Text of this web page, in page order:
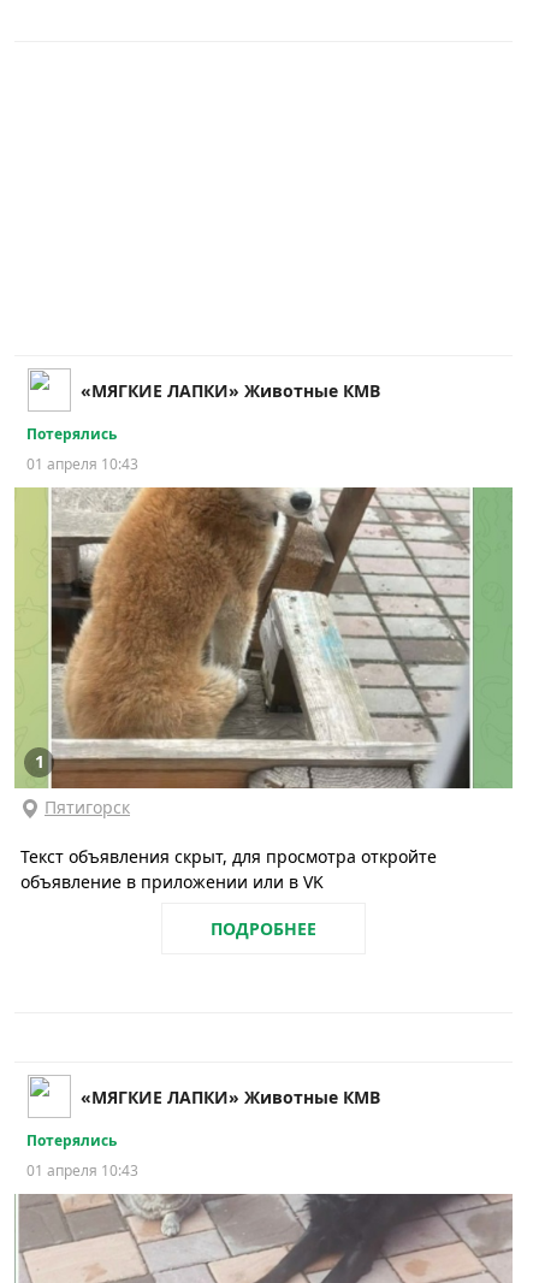
«МЯГКИЕ ЛАПКИ» Животные КМВ
Потерялись
01 апреля 10:43
1
Пятигорск
Текст объявления скрыт, для просмотра откройте
объявление в приложении или в VK
ПОДРОБНЕЕ
«МЯГКИЕ ЛАПКИ» Животные КМВ
Потерялись
01 апреля 10:43